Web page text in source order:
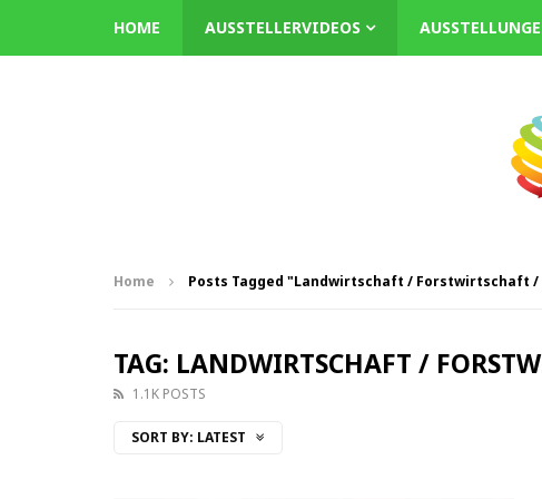
HOME AUSSTELLERVIDEOS
Home Posts Tagged "Landwirtschaft / Forstwirtschaft
TAG: LANDWIRTSCHAFT /
1.1K POSTS
SORT BY: LATEST